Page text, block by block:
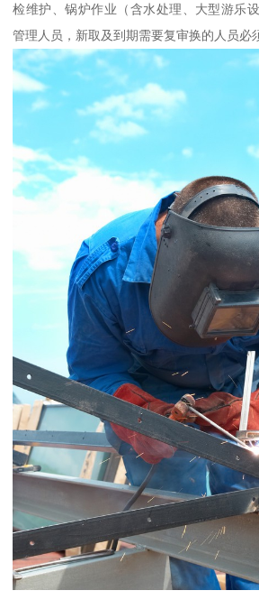
检维护、锅炉作业（含水处理、大型游乐
管理人员，新取及到期需要复审换的人员必